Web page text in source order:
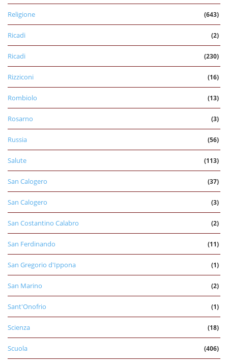
Religione (643)
Ricadi (2)
Ricadi (230)
Rizziconi (16)
Rombiolo (13)
Rosarno (3)
Russia (56)
Salute (113)
San Calogero (37)
San Calogero (3)
San Costantino Calabro (2)
San Ferdinando (11)
San Gregorio d'Ippona (1)
San Marino (2)
Sant'Onofrio (1)
Scienza (18)
Scuola (406)